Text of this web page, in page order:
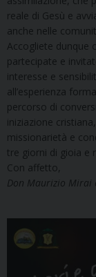
reale di Gesù e
anche nelle
Accogliete dunque
partecipate e
interesse e
all’esperienza
percorso di
iniziazione
missionarietà e
tre giorni di gioia e
Con affetto,
Don Maurizio Mirai